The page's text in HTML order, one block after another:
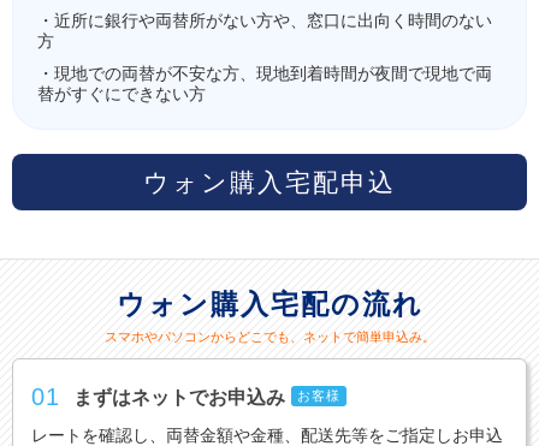
・近所に銀行や両替所がない方や、窓口に出向く時間のない
方
・現地での両替が不安な方、現地到着時間が夜間で現地で両
替がすぐにできない方
ウォン購入宅配申込
ウォン購入宅配の流れ
スマホやパソコンからどこでも、ネットで簡単申込み。
01 まずはネットでお申込み お客様
レートを確認し、両替金額や金種、配送先等をご指定しお申込